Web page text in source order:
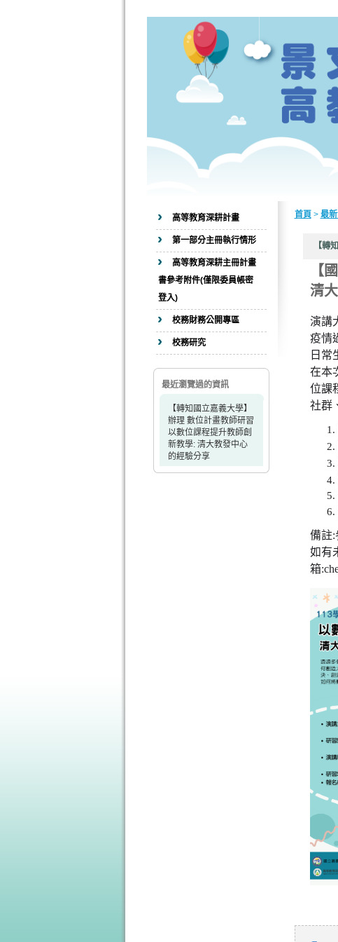
高等教育深耕計畫
第一部分主冊執行情形
高等教育深耕主冊計畫
書參考附件(僅限委員帳密
登入)
校務財務公開專區
校務研究
最近瀏覽過的資訊
【轉知國立嘉義大學】
辦理 數位計畫教師研習
以數位課程提升教師創
新教學: 清大教發中心
的經驗分享
首頁 > 最
【轉
【
清
演講
疫情
日常
在本
位課
社群
備註:
如有
箱